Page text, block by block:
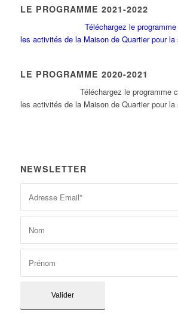
LE PROGRAMME 2021-2022
Téléchargez le
les activités de la Maison de Quartier pour la
LE PROGRAMME 2020-2021
Téléchargez le programme
les activités de la Maison de Quartier pour la
NEWSLETTER